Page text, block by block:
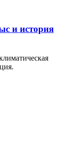
и история